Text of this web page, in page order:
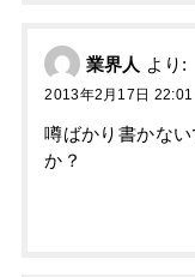
業界人 より:
2013年2月17日 22:01
噂ばかり書かな
か？